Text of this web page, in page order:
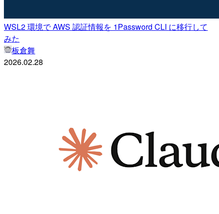
WSL2 環境で AWS 認証情報を 1Password CLI に移行して
みた
板倉舞
2026.02.28